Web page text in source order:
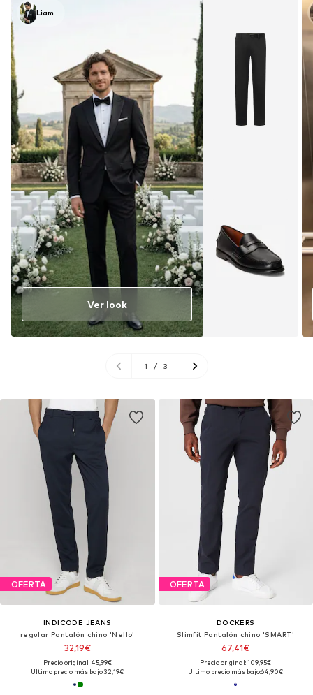
Liam
Ver look
1 / 3
OFERTA
INDICODE JEANS
regular Pantalón chino 'Nello'
32,19€
Precio original: 45,99€
Último precio más bajo:32,19€
OFERTA
DOCKERS
Slimfit Pantalón chino 'SMART'
67,41€
Precio original: 109,95€
Último precio más bajo:64,90€